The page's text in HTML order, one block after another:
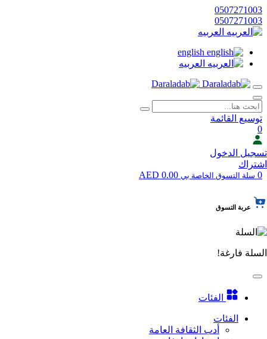
0507271003
0507271003
العربيه
english
العربيه
توسيع القائمة
0
تسجيل الدخول
اشتراك
0 سلة التسوق الخاصة بي
عربة التسوق
السلة فارغة!
الفئات
الفئات
أدب الثقافة العامة